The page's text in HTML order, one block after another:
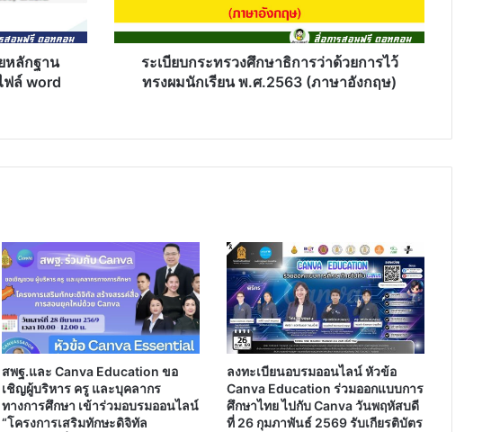
หลักฐาน
ฟล์ word
ทรง
ผม
นักเรียน
พ.ศ.2563
ระเบียบกระทรวงศึกษาธิการว่าด้วยการไว้
ทรงผมนักเรียน พ.ศ.2563 (ภาษาอังกฤษ)
สพฐ.และ Canva Education ขอ
เชิญผู้บริหาร ครู และบุคลากร
ทางการศึกษา เข้าร่วมอบรมออนไลน์
“โครงการเสริมทักษะดิจิทัล
ลงทะเบียนอบรมออนไลน์ หัวข้อ
Canva Education ร่วมออกแบบการ
ศึกษาไทย ไปกับ Canva วันพฤหัสบดี
ที่ 26 กุมภาพันธ์ 2569 รับเกียรติบัตร